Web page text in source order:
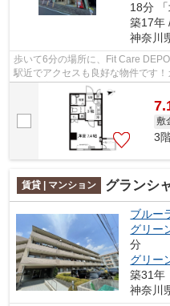
18分
築17年
神奈川
歩いて6分の場所に、Fit Care
駅近でアクセスも良好な物件です
費用や家賃支払いができます！共用
敷
3
賃貸 | マンション グランシ
ブルー
グリー
分
グリー
築31年
神奈川